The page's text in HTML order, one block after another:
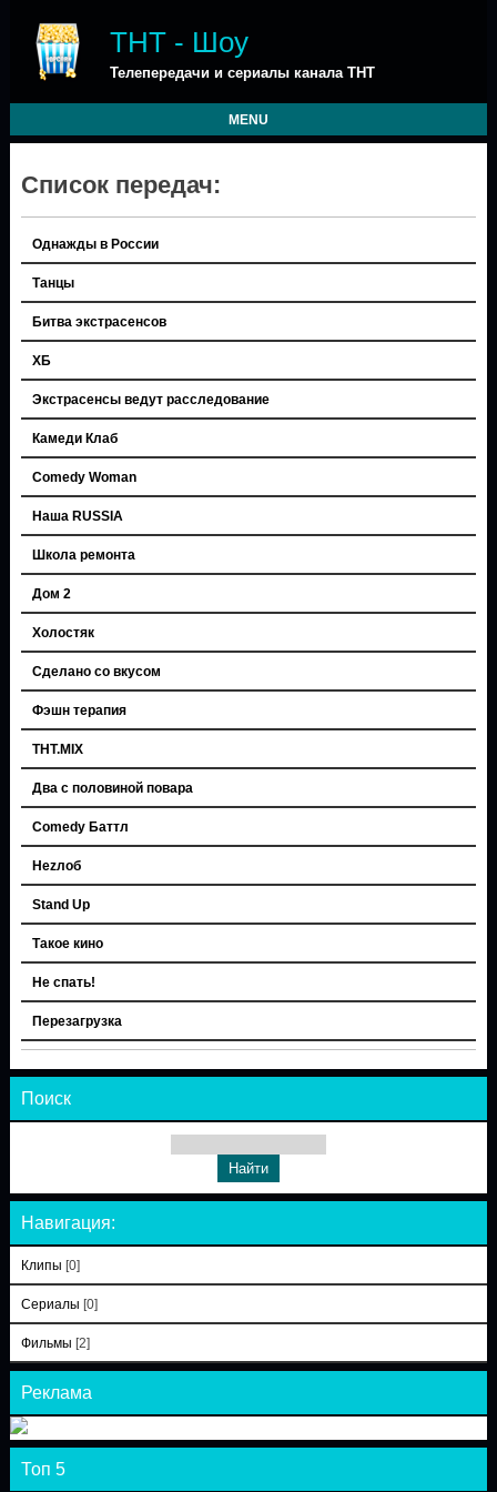
ТНТ - Шоу
Телепередачи и сериалы канала ТНТ
MENU
Список передач:
Однажды в России
Танцы
Битва экстрасенсов
ХБ
Экстрасенсы ведут расследование
Камеди Клаб
Comedy Woman
Наша RUSSIA
Школа ремонта
Дом 2
Холостяк
Сделано со вкусом
Фэшн терапия
ТНТ.MIX
Два с половиной повара
Comedy Баттл
Неzлоб
Stand Up
Такое кино
Не спать!
Перезагрузка
Поиск
Навигация:
Клипы [0]
Сериалы [0]
Фильмы [2]
Реклама
Топ 5